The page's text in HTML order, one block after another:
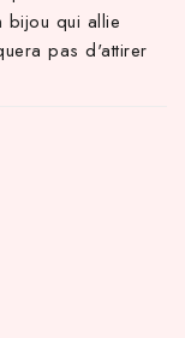
bijou qui allie
pas d'attirer